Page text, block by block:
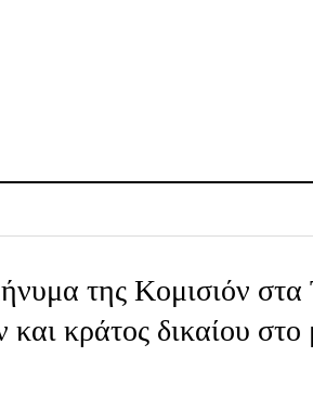
της Κομισιόν στα
και κράτος δικαίου